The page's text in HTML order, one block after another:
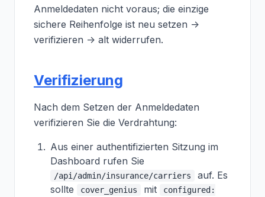
Anmeldedaten nicht voraus; die einzige
sichere Reihenfolge ist neu setzen ->
verifizieren -> alt widerrufen.
Verifizierung
Nach dem Setzen der Anmeldedaten
verifizieren Sie die Verdrahtung:
Aus einer authentifizierten Sitzung im
Dashboard rufen Sie
/api/admin/insurance/carriers
auf. Es
sollte
cover_genius mit
configured: